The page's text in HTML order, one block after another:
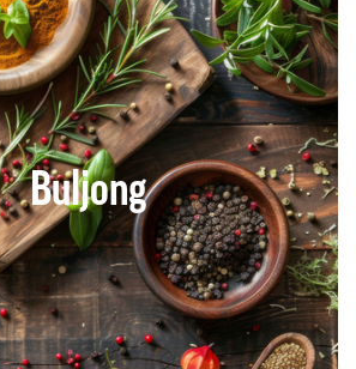
Buljong